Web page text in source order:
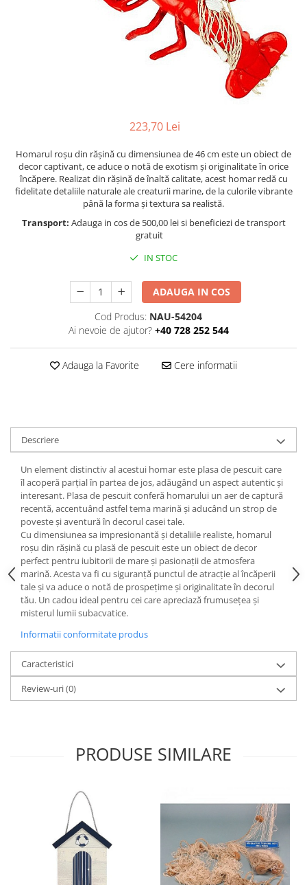
223,70 Lei
Homarul roșu din rășină cu dimensiunea de 46 cm este un obiect de
decor captivant, ce aduce o notă de exotism și originalitate în orice
încăpere. Realizat din rășină de înaltă calitate, acest homar redă cu
fidelitate detaliile naturale ale creaturii marine, de la culorile vibrante
până la forma și textura sa realistă.
Transport: Adauga in cos de 500,00 lei si beneficiezi de transport
gratuit
IN STOC
ADAUGA IN COS
Cod Produs: NAU-54204
Ai nevoie de ajutor? +40 728 252 544
Adauga la Favorite Cere informatii
Descriere
Un element distinctiv al acestui homar este plasa de pescuit care
îl acoperă parțial în partea de jos, adăugând un aspect autentic și
interesant. Plasa de pescuit conferă homarului un aer de captură
recentă, accentuând astfel tema marină și aducând un strop de
poveste și aventură în decorul casei tale.
Cu dimensiunea sa impresionantă și detaliile realiste, homarul
roșu din rășină cu plasă de pescuit este un obiect de decor
perfect pentru iubitorii de mare și pasionații de atmosfera
marină. Acesta va fi cu siguranță punctul de atracție al încăperii
tale și va aduce o notă de prospețime și originalitate în decorul
tău. Un cadou ideal pentru cei care apreciază frumusețea și
misterul lumii subacvatice.
Informatii conformitate produs
Caracteristici
Review-uri(0)
PRODUSE SIMILARE